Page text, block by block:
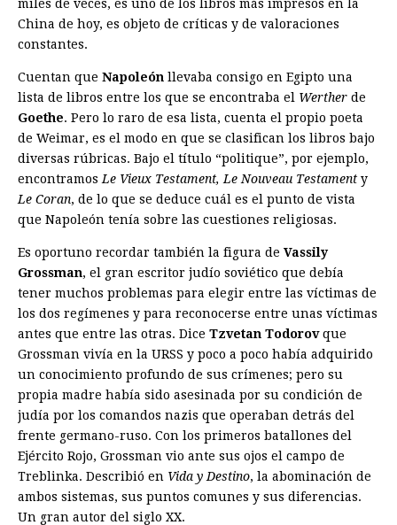
miles de veces, es uno de los libros más impresos en la
China de hoy, es objeto de críticas y de valoraciones
constantes.
Cuentan que Napoleón llevaba consigo en Egipto una
lista de libros entre los que se encontraba el Werther de
Goethe. Pero lo raro de esa lista, cuenta el propio poeta
de Weimar, es el modo en que se clasifican los libros bajo
diversas rúbricas. Bajo el título “politique”, por ejemplo,
encontramos Le Vieux Testament, Le Nouveau Testament y
Le Coran, de lo que se deduce cuál es el punto de vista
que Napoleón tenía sobre las cuestiones religiosas.
Es oportuno recordar también la figura de Vassily
Grossman, el gran escritor judío soviético que debía
tener muchos problemas para elegir entre las víctimas de
los dos regímenes y para reconocerse entre unas víctimas
antes que entre las otras. Dice Tzvetan Todorovque
Grossman vivía en la URSS y poco a poco había adquirido
un conocimiento profundo de sus crímenes; pero su
propia madre había sido asesinada por su condición de
judía por los comandos nazis que operaban detrás del
frente germano-ruso. Con los primeros batallones del
Ejército Rojo, Grossman vio ante sus ojos el campo de
Treblinka. Describió en Vida y Destino, la abominación de
ambos sistemas, sus puntos comunes y sus diferencias.
Un gran autor del siglo XX.